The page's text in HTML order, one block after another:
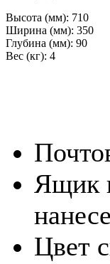
Высота (мм): 710
Ширина (мм): 350
Глубина (мм): 90
Вес (кг): 4
Ящик
Цвет